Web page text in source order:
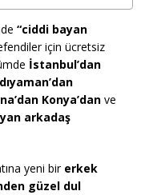
“ciddi bayan
için ücretsiz
İstanbul’dan
Konya’dan ve
arkadaş
yeni bir erkek
güzel dul